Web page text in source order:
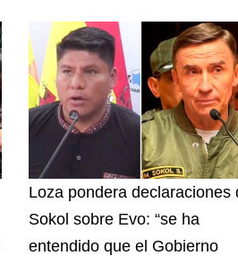
Loza pondera declaraciones
Sokol sobre Evo: “se ha
entendido que el Gobierno